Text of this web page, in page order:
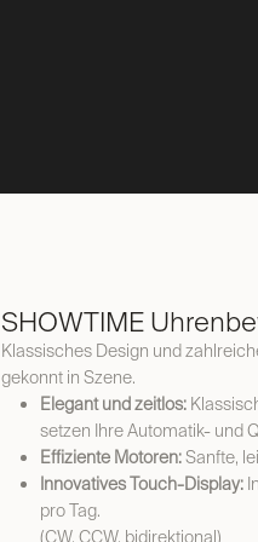
SHOWTIME
Klassisches Design und
gekonnt in Szene.
Elegant und zeitlos:
setzen Ihre Automatik- und
Effiziente Motoren:Sanfte,
Innovatives Touch-Display:
pro Tag.
(CW, CCW, bidirektional)